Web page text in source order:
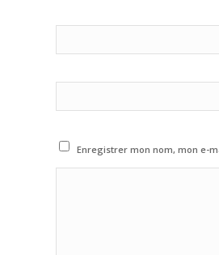
Enregistrer mon nom, mon e-